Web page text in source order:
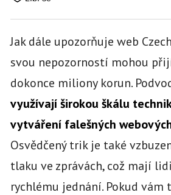
Jak dále upozorňuje web
svou nepozorností mohou
dokonce miliony korun.
využívají širokou škálu
vytváření falešných
Osvědčený trik je také
tlaku ve zprávách, což mají
rychlému jednání. Pokud vám